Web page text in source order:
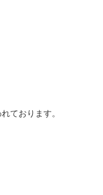
ております。